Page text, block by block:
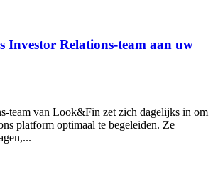
Investor Relations-team aan uw
team van Look&Fin zet zich dagelijks in om
platform optimaal te begeleiden. Ze